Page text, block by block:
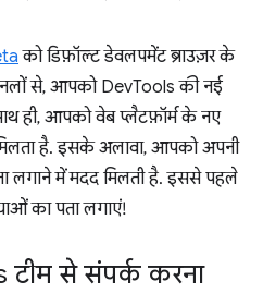
को डिफ़ॉल्ट डेवलपमेंट ब्राउज़र के
से, आपको DevTools की नई
ही, आपको वेब प्लैटफ़ॉर्म के नए
है. इसके अलावा, आपको अपनी
लगाने में मदद मिलती है. इससे पहले
का पता लगाएं!
टीम से संपर्क करना